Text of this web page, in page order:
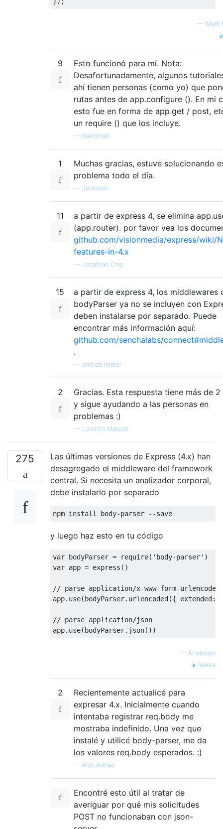
— Mark
9
Esto funcionó para mí. Nota:
Desafortunadamente, algunos
ahí tienen personas (como yo) que
rutas antes de app.configure (). En mi
esto fue en forma de app.get / post,
un require () que los incluye.
— Bendman
1
Muchas gracias, estuve solucionando
problema todo el día.
jfplataroti
11
a partir de express 4, se elimina
(app.router). por favor vea los
github.com/visionmedia/express/wiki/
features-in-4.x
— Jonathan Ong
15
a partir de express 4, los middlewares
bodyParser ya no se incluyen con
deben instalarse por separado. Puede
encontrar más información aquí:
github.com/senchalabs/
.
andrea.rinaldi
2
Gracias. Esta respuesta tiene más de 2
y sigue ayudando a las personas en
problemas :)
— Lorenzo Marcon
275
Las últimas versiones de Express (4.x) han
desagregado el middleware del framework
central. Si necesita un analizador corporal,
debe instalarlo por separado
npm install body-parser --save
y luego haz esto en tu código
var bodyParser = require( 'body-parser' )
var app = express ()
// parse application/x-www-form-urlencoded
app. use(bodyParser. urlencoded({ extended:
// parse application/json
app. use(bodyParser. json())
— Arrendajo
fuente
2
Recientemente actualicé para
expresar 4.x. Inicialmente cuando
intentaba registrar req.body me
mostraba indefinido. Una vez que
instalé y utilicé body-parser, me da
los valores req.body esperados. :)
— Alok Adhao
Encontré esto útil al tratar de
averiguar por qué mis solicitudes
POST no funcionaban con json-